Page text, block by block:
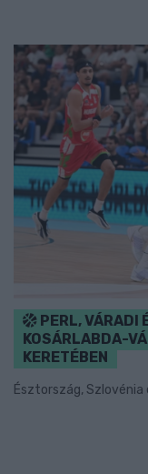
PERL, VÁRADI
KOSÁRLABDA-
KERETÉBEN
Észtország,